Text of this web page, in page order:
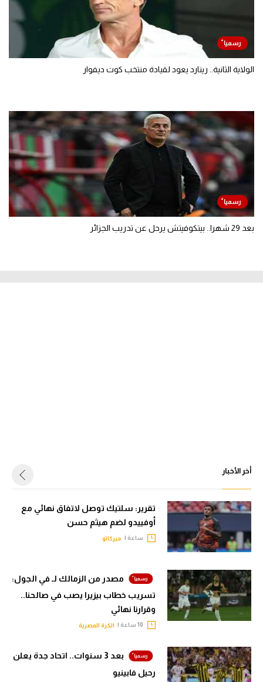
الولاية الثانية.. رينارد يعود لقيادة منتخب كوت ديفوار
بعد 29 شهرا.. بيتكوفيتش يرحل عن تدريب الجزائر
أخر الأخبار
تقرير: سلتيك توصل لاتفاق نهائي مع
أوفييدو لضم هيثم حسن
ساعة | ميركاتو
مصدر من الزمالك لـ في الجول:
تسريب خطاب بيزيرا يصب في صالحنا..
وقرارنا نهائي
الكرة المصرية
بعد 3 سنوات.. اتحاد جدة يعلن
رحيل فابينيو